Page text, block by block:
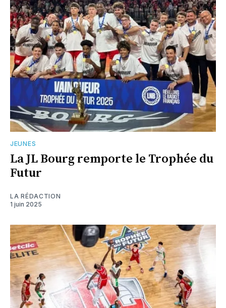
JEUNES
La JL Bourg remporte le Trophée du
Futur
LA RÉDACTION
1 juin 2025